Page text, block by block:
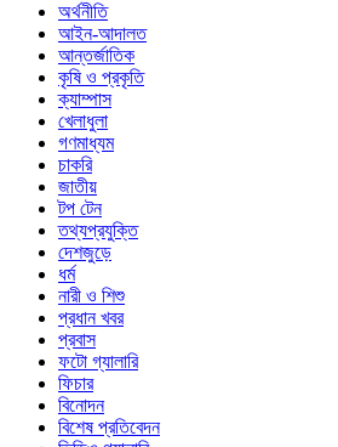
অর্থনীতি
আইন-আদালত
আন্তর্জাতিক
কৃষি ও প্রকৃতি
ক্যাম্পাস
খেলাধুলা
গণমাধ্যম
চাকরি
জাতীয়
টপ টেন
তথ্যপ্রযুক্তি
দেশজুড়ে
ধর্ম
নারী ও শিশু
প্রধান খবর
প্রবাস
ফটো গ্যালারি
ফিচার
বিনোদন
বিশেষ প্রতিবেদন